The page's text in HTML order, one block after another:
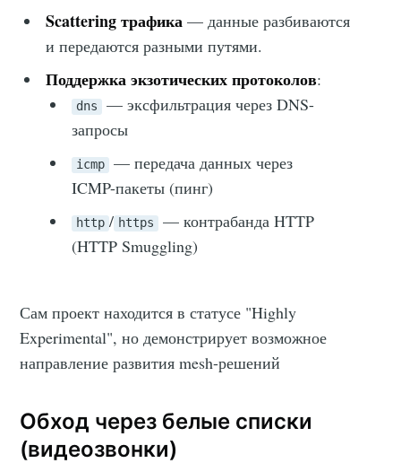
Scattering трафика — данные разбиваются
и передаются разными путями.
Поддержка экзотических протоколов:
dns — эксфильтрация через DNS-
запросы
icmp — передача данных через
ICMP-пакеты (пинг)
http / https — контрабанда HTTP
(HTTP Smuggling)
Сам проект находится в статусе "Highly
Experimental", но демонстрирует возможное
направление развития mesh-решений
Обход через белые списки
(видеозвонки)